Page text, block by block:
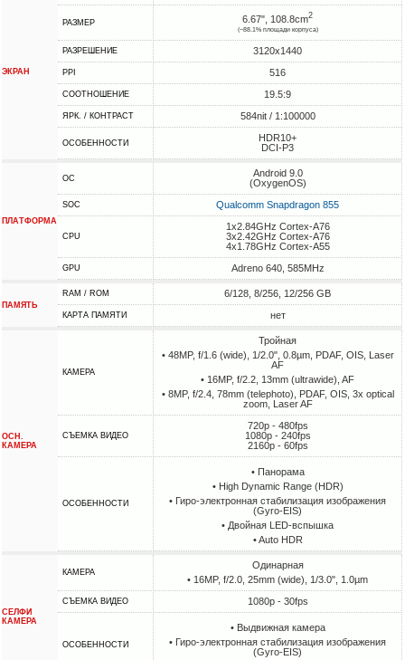
ЭКРАН
РАЗМЕР 6.67", 108.8cm2
(~88.1% площади корпуса)
РАЗРЕШЕНИЕ 3120x1440
PPI 516
СООТНОШЕНИЕ 19.5:9
ЯРК. / КОНТРАСТ 584nit / 1:100000
ОСОБЕННОСТИ
HDR10+
DCI-P3
ПЛАТФОРМА
ОС
Android 9.0
(OxygenOS)
SOC Qualcomm Snapdragon 855
CPU
1x2.84GHz Cortex-A76
3x2.42GHz Cortex-A76
4x1.78GHz Cortex-A55
GPU Adreno 640, 585MHz
ПАМЯТЬ
RAM / ROM 6/128, 8/256, 12/256 GB
КАРТА ПАМЯТИ нет
ОСН.
КАМЕРА
КАМЕРА
Тройная
• 48MP, f/1.6 (wide), 1/2.0", 0.8µm, PDAF, OIS, Laser
AF
• 16MP, f/2.2, 13mm (ultrawide), AF
• 8MP, f/2.4, 78mm (telephoto), PDAF, OIS, 3x optical
zoom, Laser AF
СЪЕМКА ВИДЕО
720p - 480fps
1080p - 240fps
2160p - 60fps
ОСОБЕННОСТИ
• Панорама
• High Dynamic Range (HDR)
• Гиро-электронная стабилизация изображения
(Gyro-EIS)
• Двойная LED-вспышка
• Auto HDR
СЕЛФИ
КАМЕРА
КАМЕРА
Одинарная
• 16MP, f/2.0, 25mm (wide), 1/3.0", 1.0µm
СЪЕМКА ВИДЕО 1080p - 30fps
ОСОБЕННОСТИ
• Выдвижная камера
• Гиро-электронная стабилизация изображения
(Gyro-EIS)